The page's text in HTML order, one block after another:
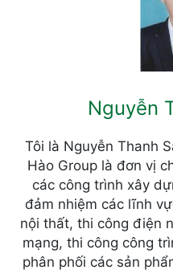
Nguyễn
Tôi là Nguyễn Thanh
Hào Group là đơn vị
các công trình xây
đảm nhiệm các lĩnh
nội thất, thi công điện
mạng, thi công công
phân phối các sản